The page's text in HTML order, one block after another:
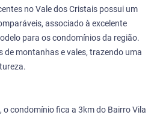
no Vale dos Cristais possui um
associado à excelente
para os condomínios da região.
de montanhas e vales, trazendo uma
condomínio fica a 3km do Bairro Vila